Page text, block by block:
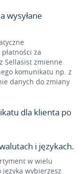
wysyłane
za
Sellasist zmienne
komunikatu np. z
danych do zmiany
dla klienta po
i językach.
w wielu
wybierzesz